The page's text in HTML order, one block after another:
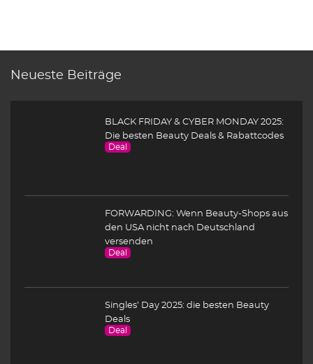
Neueste Beiträge
BLACK FRIDAY & CYBER MONDAY 2025:
Die besten Beauty Deals & Rabattcodes
Deal
FORWARDING: Wenn Beauty-Shops aus
den USA nicht nach Deutschland
versenden
Deal
Singles’ Day 2025: die besten Beauty
Deals
Deal